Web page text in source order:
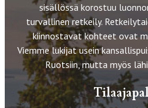
sisällössä korostuu
turvallinen retkeily.
kiinnostavat kohteet ovat
Viemme lukijat usein
Ruotsiin, mutta myös